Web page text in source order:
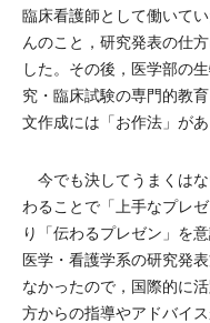
臨床看護師として働いて
んのこと，研究発表の仕
した。その後，医学部の
究・臨床試験の専門的教
文作成には「お作法」が
今でも決してうまくは
わることで「上手なプレ
り「伝わるプレゼン」を
医学・看護学系の研究発
なかったので，国際的に
方からの指導やアドバイ